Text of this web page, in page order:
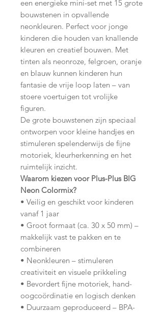
een energieke mini-set met 15 grote
bouwstenen in opvallende
neonkleuren. Perfect voor jonge
kinderen die houden van knallende
kleuren en creatief bouwen. Met
tinten als neonroze, felgroen, oranje
en blauw kunnen kinderen hun
fantasie de vrije loop laten – van
stoere voertuigen tot vrolijke
figuren.
De grote bouwstenen zijn speciaal
ontworpen voor kleine handjes en
stimuleren spelenderwijs de fijne
motoriek, kleurherkenning en het
ruimtelijk inzicht.
Waarom kiezen voor Plus-Plus BIG
Neon Colormix?
• Veilig en geschikt voor kinderen
vanaf 1 jaar
• Groot formaat (ca. 30 x 50 mm) –
makkelijk vast te pakken en te
combineren
• Neonkleuren – stimuleren
creativiteit en visuele prikkeling
• Bevordert fijne motoriek, hand-
oogcoördinatie en logisch denken
• Duurzaam geproduceerd – BPA-